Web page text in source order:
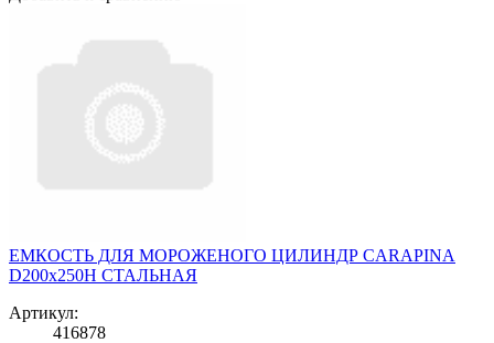
ЕМКОСТЬ ДЛЯ МОРОЖЕНОГО ЦИЛИНДР CARAPINA
D200x250H СТАЛЬНАЯ
Артикул:
416878